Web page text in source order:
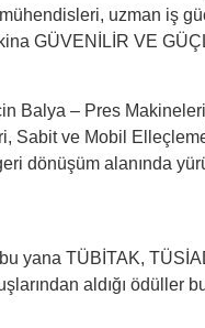
uzman iş
GÜVENİLİR VE
Balya – Pres
Sabit ve Mobil
dönüşüm alanında
bu yana TÜBİTAK,
aldığı ödüller